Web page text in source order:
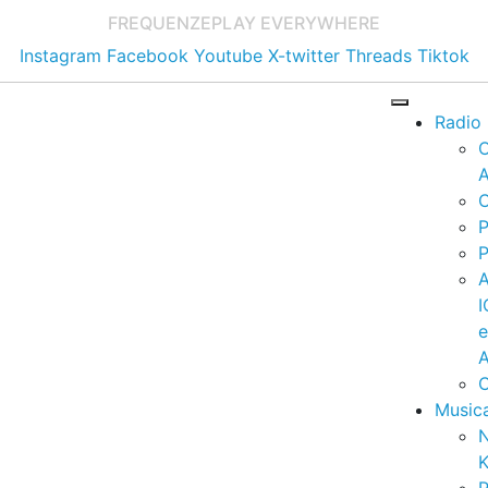
FREQUENZEPLAY EVERYWHERE
Instagram Facebook Youtube X-twitter Threads Tiktok
Radio
e